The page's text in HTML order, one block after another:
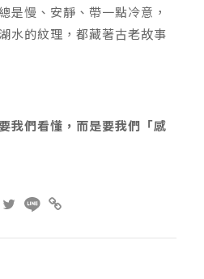
是慢、安靜、帶一點冷意，
水的紋理，都藏著古老故事
我們看懂，而是要我們「感